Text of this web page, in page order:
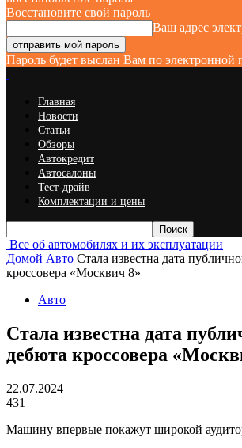
Восстановите свой пароль
Ваш адрес
Пароль будет выслан Вам по электронной
Главная
Новости
Статьи
Обзоры
Автокредит
Автосалоны
Тест-драйв
Комплектации и цены
Все об автомобилях и их эксплуатации
Домой Авто Стала известна дата
кроссовера «Москвич 8»
Авто
Стала известна дата
дебюта кроссовера
22.07.2024
431
Машину впервые покажут широкой